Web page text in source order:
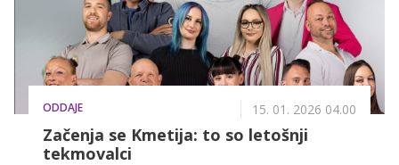
ODDAJE 15. 01. 2026 04.00
Začenja se Kmetija: to so letošnji
tekmovalci